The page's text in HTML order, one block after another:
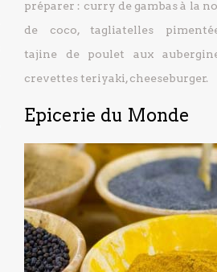
préparer : curry de gambas à la
de coco, tagliatelles
tajine de poulet aux
crevettes teriyaki, cheeseburger.
Epicerie du Monde